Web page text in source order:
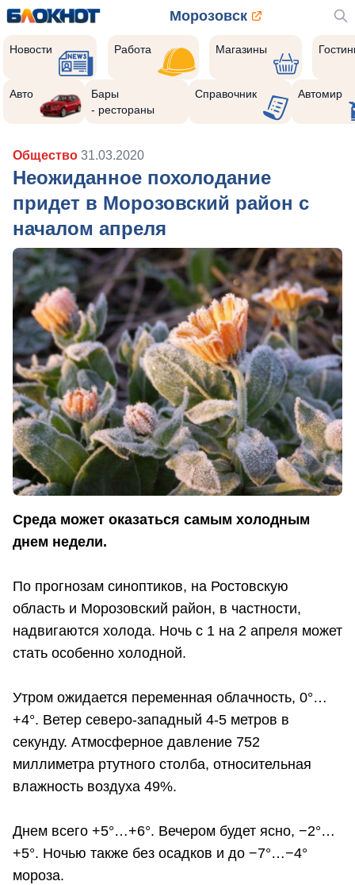
Морозовск
Новости Работа Магазины
Авто
Бары
- рестораны
Справочник Автомир
Общество 31.03.2020
Неожиданное похолодание
придет в Морозовский район с
началом апреля
Среда может оказаться самым холодным
днем недели.
По прогнозам синоптиков, на Ростовскую
область и Морозовский район, в частности,
надвигаются холода. Ночь с 1 на 2 апреля может
стать особенно холодной.
Утром ожидается переменная облачность, 0°…
+4°. Ветер северо-западный 4-5 метров в
секунду. Атмосферное давление 752
миллиметра ртутного столба, относительная
влажность воздуха 49%.
Днем всего +5°…+6°. Вечером будет ясно, −2°…
+5°. Ночью также без осадков и до −7°…−4°
мороза.